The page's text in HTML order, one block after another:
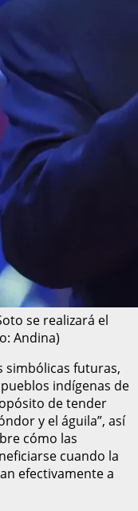
se realizará el
Andina)
simbólicas futuras,
indígenas de
de tender
y el águila”, así
cómo las
cuando la
efectivamente a